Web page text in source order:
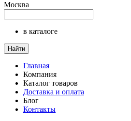
Москва
в каталоге
Найти
Главная
Компания
Каталог товаров
Доставка и оплата
Блог
Контакты